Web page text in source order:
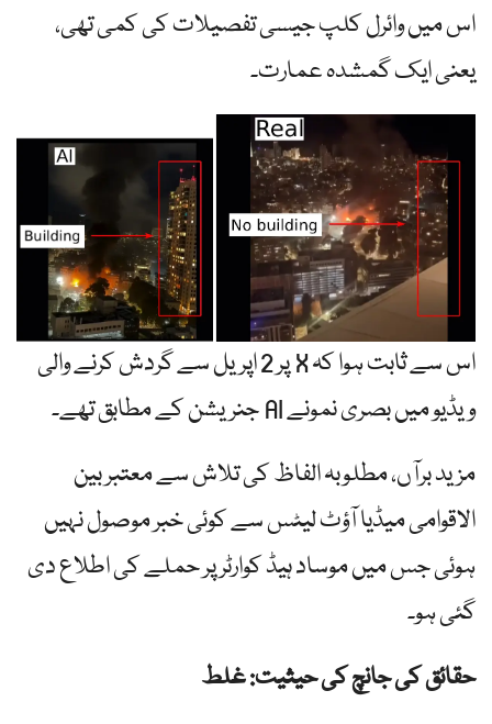
اس میں وائرل کلپ جیسی تفصیلات کی کمی تھی،
یعنی ایک گمشدہ عمارت۔
اس سے ثابت ہوا کہ X پر 2 اپریل سے گردش کرنے والی
ویڈیو میں بصری نمونے AI جنریشن کے مطابق تھے۔
مزید برآں، مطلوبہ الفاظ کی تلاش سے معتبر بین
الاقوامی میڈیا آؤٹ لیٹس سے کوئی خبر موصول نہیں
ہوئی جس میں موساد ہیڈ کوارٹر پر حملے کی اطلاع دی
گئی ہو۔
حقائق کی جانچ کی حیثیت: غلط